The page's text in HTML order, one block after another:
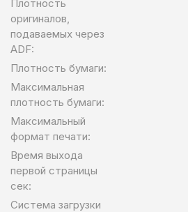
Плотность
оригиналов,
подаваемых через
ADF:
Плотность бумаги:
Максимальная
плотность бумаги:
Максимальный
формат печати:
Время выхода
первой страницы
сек:
Система загрузки